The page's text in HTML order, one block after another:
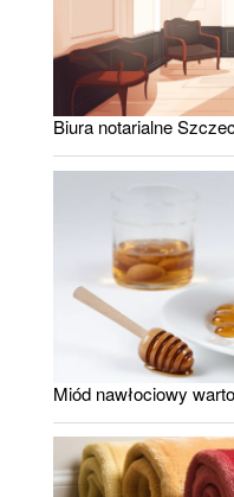
Biura notarialne
Miód nawłociowy